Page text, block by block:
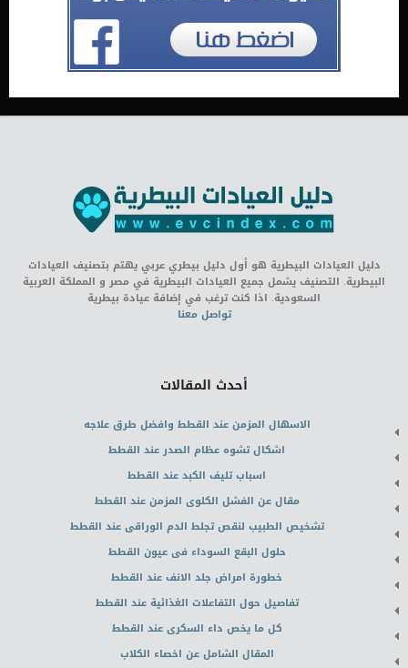
دليل العيادات البيطرية هو أول دليل بيطري عربي يهتم بتصنيف العيادات
البيطرية. التصنيف يشمل جميع العيادات البيطرية في مصر و المملكة العربية
السعودية. اذا كنت ترغب في إضافة عيادة بيطرية
تواصل معنا
أحدث المقالات
الاسهال المزمن عند القطط وافضل طرق علاجه
اشكال تشوه عظام الصدر عند القطط
اسباب تليف الكبد عند القطط
مقال عن الفشل الكلوى المزمن عند القطط
تشخيص الطبيب لنقص تجلط الدم الوراقى عند القطط
حلول البقع السوداء فى عيون القطط
خطورة امراض جلد الانف عند القطط
تفاصيل حول التفاعلات الغذائية عند القطط
كل ما يخص داء السكرى عند القطط
المقال الشامل عن اخصاء الكلاب